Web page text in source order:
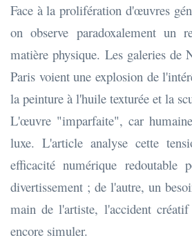
Face à la prolifération d'œuvres
on observe paradoxalement un
matière physique. Les galeries de
Paris voient une explosion de
la peinture à l'huile texturée et la
L'œuvre "imparfaite", car
luxe. L'article analyse cette
efficacité numérique
divertissement ; de l'autre, un
main de l'artiste, l'accident
encore simuler.